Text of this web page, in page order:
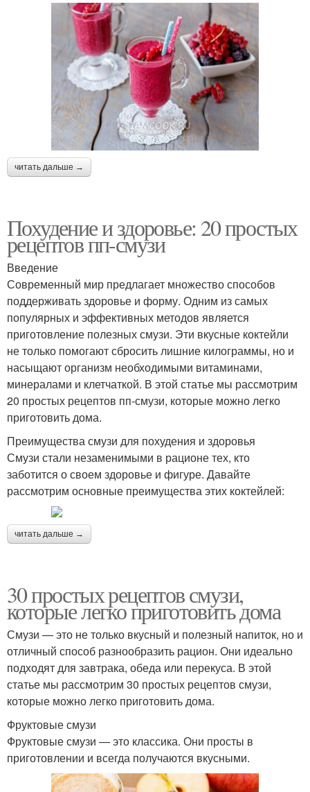
читать дальше →
Похудение и здоровье: 20 простых
рецептов пп-смузи
Введение
Современный мир предлагает множество способов
поддерживать здоровье и форму. Одним из самых
популярных и эффективных методов является
приготовление полезных смузи. Эти вкусные коктейли
не только помогают сбросить лишние килограммы, но и
насыщают организм необходимыми витаминами,
минералами и клетчаткой. В этой статье мы рассмотрим
20 простых рецептов пп-смузи, которые можно легко
приготовить дома.
Преимущества смузи для похудения и здоровья
Смузи стали незаменимыми в рационе тех, кто
заботится о своем здоровье и фигуре. Давайте
рассмотрим основные преимущества этих коктейлей:
читать дальше →
30 простых рецептов смузи,
которые легко приготовить дома
Смузи — это не только вкусный и полезный напиток, но и
отличный способ разнообразить рацион. Они идеально
подходят для завтрака, обеда или перекуса. В этой
статье мы рассмотрим 30 простых рецептов смузи,
которые можно легко приготовить дома.
Фруктовые смузи
Фруктовые смузи — это классика. Они просты в
приготовлении и всегда получаются вкусными.